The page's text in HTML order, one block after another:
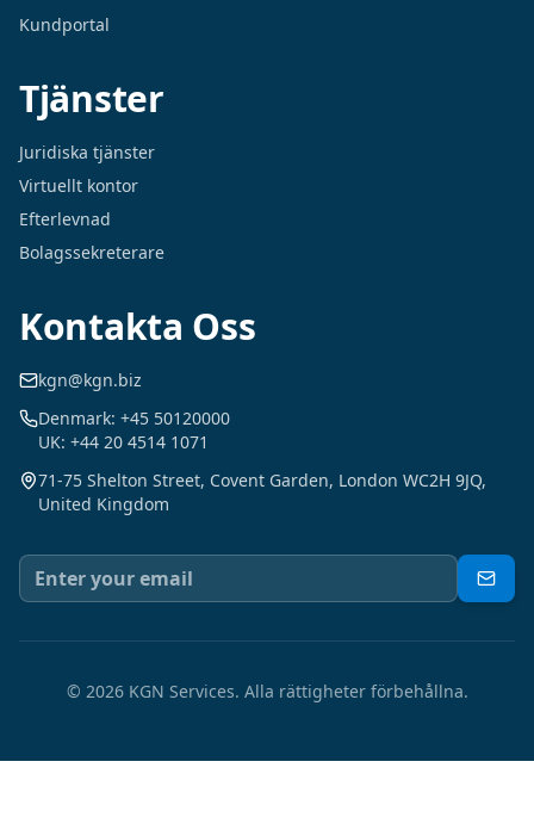
Kundportal
Tjänster
Juridiska tjänster
Virtuellt kontor
Efterlevnad
Bolagssekreterare
Kontakta Oss
kgn@kgn.biz
Denmark: +45 50120000
UK: +44 20 4514 1071
71-75 Shelton Street, Covent Garden, London WC2H 9JQ,
United Kingdom
© 2026KGN Services. Alla rättigheter förbehållna.